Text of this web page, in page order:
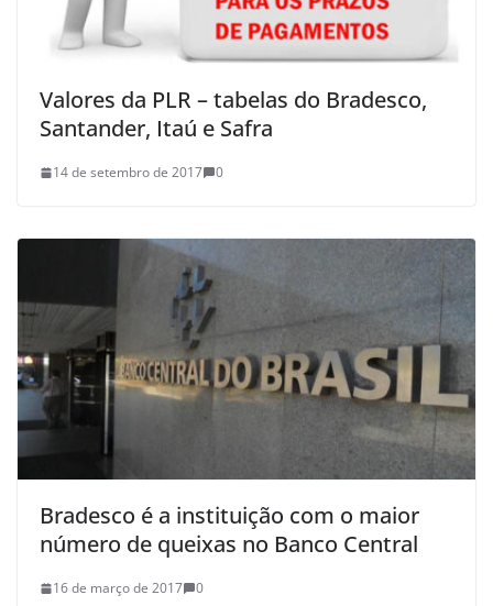
Valores da PLR – tabelas do Bradesco,
Santander, Itaú e Safra
14 de setembro de 2017 0
Bradesco é a instituição com o maior
número de queixas no Banco Central
16 de março de 2017 0